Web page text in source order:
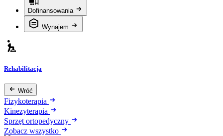
Dofinansowania
Wynajem
Rehabilitacja
Wróć
Fizykoterapia
Kinezyterapia
Sprzęt ortopedyczny
Zobacz wszystko